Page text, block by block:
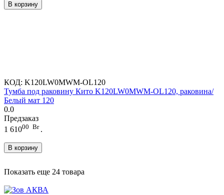
В корзину
КОД: K120LW0MWM-OL120
Тумба под раковину Кито K120LW0MWM-OL120, раковина/
Белый мат 120
0.0
Предзаказ
1 61000 Br .
В корзину
Показать еще 24 товара